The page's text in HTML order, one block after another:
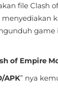
file Clash
game
of Empire
APK” nya